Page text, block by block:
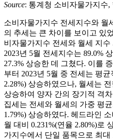
Source: 통계청 소비자물가지수,
소비자물가지수 전세지수와 월
의 추세는 큰 차이를 보이고 있
비자물가지수 전세와 월세 지수
2023년 5월 전세지수는 89.0%
27.3% 상승한 데 그쳤다. 이를
부터 2023년 5월 중 전세는 평
2.28%) 상승하였으나, 월세는
상승하여 양자 간의 장기적 격
집세는 전세와 월세의 가중 평
1.79%) 상승하였다. 헤드라인
월 대비 0.231%(연율 2.80%)로
가지수에서 단일 품목으로 최